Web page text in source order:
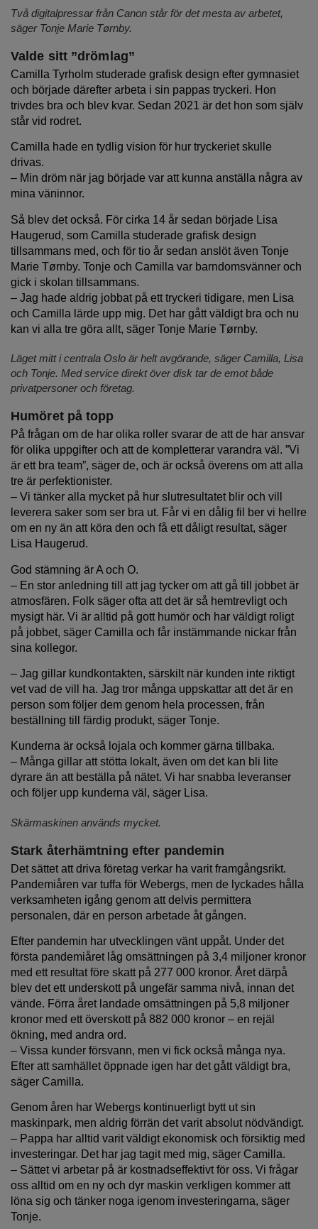
Två digitalpressar från Canon står för det mesta av arbetet,
säger Tonje Marie Tørnby.
Valde sitt ”drömlag”
Camilla Tyrholm studerade grafisk design efter gymnasiet
och började därefter arbeta i sin pappas tryckeri. Hon
trivdes bra och blev kvar. Sedan 2021 är det hon som själv
står vid rodret.
Camilla hade en tydlig vision för hur tryckeriet skulle
drivas.
– Min dröm när jag började var att kunna anställa några av
mina väninnor.
Så blev det också. För cirka 14 år sedan började Lisa
Haugerud, som Camilla studerade grafisk design
tillsammans med, och för tio år sedan anslöt även Tonje
Marie Tørnby. Tonje och Camilla var barndomsvänner och
gick i skolan tillsammans.
– Jag hade aldrig jobbat på ett tryckeri tidigare, men Lisa
och Camilla lärde upp mig. Det har gått väldigt bra och nu
kan vi alla tre göra allt, säger Tonje Marie Tørnby.
Läget mitt i centrala Oslo är helt avgörande, säger Camilla, Lisa
och Tonje. Med service direkt över disk tar de emot både
privatpersoner och företag.
Humöret på topp
På frågan om de har olika roller svarar de att de har ansvar
för olika uppgifter och att de kompletterar varandra väl. ”Vi
är ett bra team”, säger de, och är också överens om att alla
tre är perfektionister.
– Vi tänker alla mycket på hur slutresultatet blir och vill
leverera saker som ser bra ut. Får vi en dålig fil ber vi hellre
om en ny än att köra den och få ett dåligt resultat, säger
Lisa Haugerud.
God stämning är A och O.
– En stor anledning till att jag tycker om att gå till jobbet är
atmosfären. Folk säger ofta att det är så hemtrevligt och
mysigt här. Vi är alltid på gott humör och har väldigt roligt
på jobbet, säger Camilla och får instämmande nickar från
sina kollegor.
– Jag gillar kundkontakten, särskilt när kunden inte riktigt
vet vad de vill ha. Jag tror många uppskattar att det är en
person som följer dem genom hela processen, från
beställning till färdig produkt, säger Tonje.
Kunderna är också lojala och kommer gärna tillbaka.
– Många gillar att stötta lokalt, även om det kan bli lite
dyrare än att beställa på nätet. Vi har snabba leveranser
och följer upp kunderna väl, säger Lisa.
Skärmaskinen används mycket.
Stark återhämtning efter pandemin
Det sättet att driva företag verkar ha varit framgångsrikt.
Pandemiåren var tuffa för Webergs, men de lyckades hålla
verksamheten igång genom att delvis permittera
personalen, där en person arbetade åt gången.
Efter pandemin har utvecklingen vänt uppåt. Under det
första pandemiåret låg omsättningen på 3,4 miljoner kronor
med ett resultat före skatt på 277 000 kronor. Året därpå
blev det ett underskott på ungefär samma nivå, innan det
vände. Förra året landade omsättningen på 5,8 miljoner
kronor med ett överskott på 882 000 kronor – en rejäl
ökning, med andra ord.
– Vissa kunder försvann, men vi fick också många nya.
Efter att samhället öppnade igen har det gått väldigt bra,
säger Camilla.
Genom åren har Webergs kontinuerligt bytt ut sin
maskinpark, men aldrig förrän det varit absolut nödvändigt.
– Pappa har alltid varit väldigt ekonomisk och försiktig med
investeringar. Det har jag tagit med mig, säger Camilla.
– Sättet vi arbetar på är kostnadseffektivt för oss. Vi frågar
oss alltid om en ny och dyr maskin verkligen kommer att
löna sig och tänker noga igenom investeringarna, säger
Tonje.